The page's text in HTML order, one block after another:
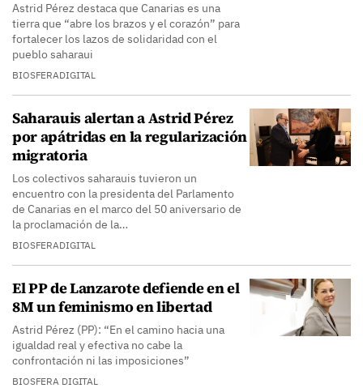
Astrid Pérez destaca que Canarias es una
tierra que “abre los brazos y el corazón” para
fortalecer los lazos de solidaridad con el
pueblo saharaui
BIOSFERADIGITAL
Saharauis alertan a Astrid Pérez
por apátridas en la regularización
migratoria
Los colectivos saharauis tuvieron un
encuentro con la presidenta del Parlamento
de Canarias en el marco del 50 aniversario de
la proclamación de la…
BIOSFERADIGITAL
El PP de Lanzarote defiende en el
8M un feminismo en libertad
Astrid Pérez (PP): “En el camino hacia una
igualdad real y efectiva no cabe la
confrontación ni las imposiciones”
BIOSFERA DIGITAL